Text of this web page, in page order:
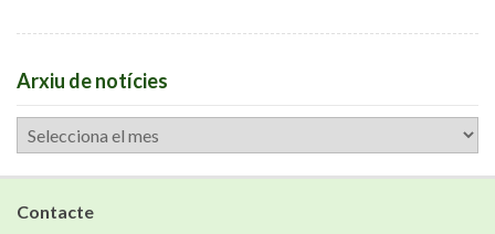
Arxiu de notícies
Arxiu
de
notícies
Contacte